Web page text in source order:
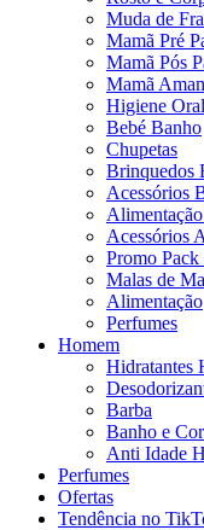
Muda de
Mamã Pré
Mamã Pós
Mamã
Higiene
Bebé Banho
Chupetas
Brinquedos
Acessórios
Acessórios
Promo Pack
Malas de
Alimentação
Perfumes
Homem
Hidratantes
Barba
Banho e
Anti Idade
Perfumes
Ofertas
Tendência no